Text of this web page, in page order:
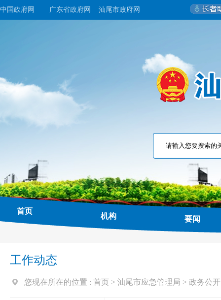
中国政府网 广东省政府网 汕尾市政府网
首页
机构 要闻
工作动态
您现在所在的位置 : 首页 > 汕尾市应急管理局 > 政务公开